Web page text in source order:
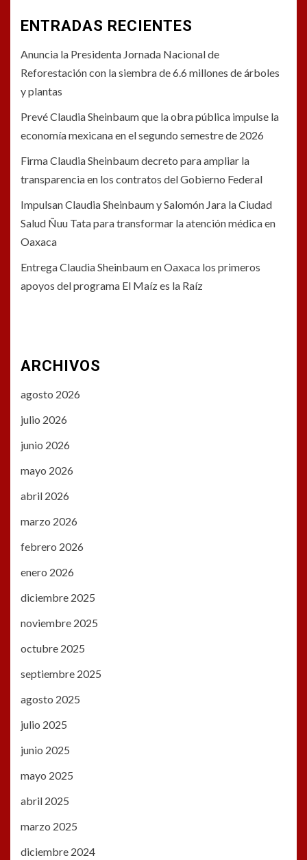
ENTRADAS RECIENTES
Anuncia la Presidenta Jornada Nacional de
Reforestación con la siembra de 6.6 millones de árboles
y plantas
Prevé Claudia Sheinbaum que la obra pública impulse la
economía mexicana en el segundo semestre de 2026
Firma Claudia Sheinbaum decreto para ampliar la
transparencia en los contratos del Gobierno Federal
Impulsan Claudia Sheinbaum y Salomón Jara la Ciudad
Salud Ñuu Tata para transformar la atención médica en
Oaxaca
Entrega Claudia Sheinbaum en Oaxaca los primeros
apoyos del programa El Maíz es la Raíz
ARCHIVOS
agosto 2026
julio 2026
junio 2026
mayo 2026
abril 2026
marzo 2026
febrero 2026
enero 2026
diciembre 2025
noviembre 2025
octubre 2025
septiembre 2025
agosto 2025
julio 2025
junio 2025
mayo 2025
abril 2025
marzo 2025
diciembre 2024